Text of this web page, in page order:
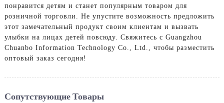
понравится детям и станет популярным товаром для
розничной торговли. Не упустите возможность предложить
этот замечательный продукт своим клиентам и вызвать
улыбки на лицах детей повсюду. Свяжитесь с Guangzhou
Chuanbo Information Technology Co., Ltd., чтобы разместить
оптовый заказ сегодня!
Сопутствующие Товары